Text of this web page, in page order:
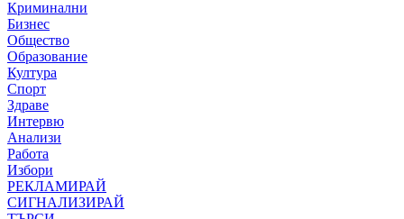
Криминални
Бизнес
Общество
Образование
Култура
Спорт
Здраве
Интервю
Анализи
Работа
Избори
РЕКЛАМИРАЙ
СИГНАЛИЗИРАЙ